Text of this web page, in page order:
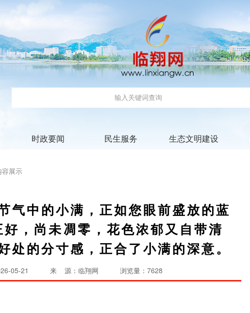
时政要闻 民生服务 生态文明建设
展示
气中的小满，正如您眼前盛放的蓝
，尚未凋零，花色浓郁又自带清
处的分寸感，正合了小满的深意。
05-21 来 源：临翔网 浏览量：7628